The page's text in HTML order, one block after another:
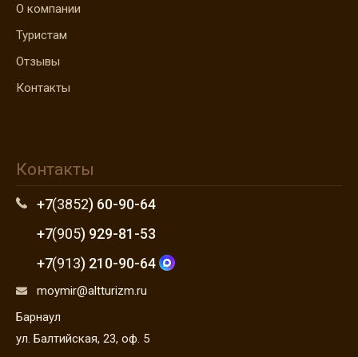
О компании
Туристам
Отзывы
Контакты
Контакты
+7(3852) 60-90-64
+7(905) 929-81-53
+7(913) 210-90-64
moymir@altturizm.ru
Барнаул
ул. Балтийская, 23, оф. 5